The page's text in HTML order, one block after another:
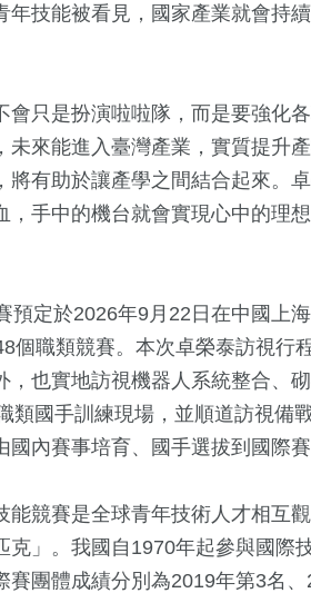
年技能被看見，國家產業就會持
會只是扮演啦啦隊，而是要強化
未來能進入臺灣產業，實質提升
將有助於讓產學之間結合起來。
，手中的機台就會實現心中的理
預定於2026年9月22日在中國上
個職類競賽。本次卓榮泰訪視行
，也實地訪視機器人系統整合、
類國手訓練現場，並順道訪視備
國內賽事培育、國手選拔到國際
能競賽是全球青年技術人才相互
克」。我國自1970年起參與國際
賽團體成績分別為2019年第3名
財經及消費 生活 政
2+
建林公信俗文
476+
旅遊
404
熱